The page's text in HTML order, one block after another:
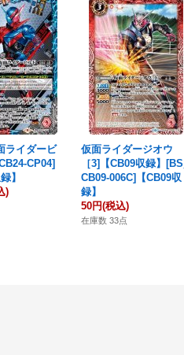
ライダービ
CP04]
】
)
仮面ライダージオウ
［3]【CB09収録】[BS_
CB09-006C]【CB09収
録】
50円(税込)
在庫数 33点